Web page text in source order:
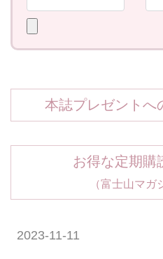
本誌プレゼントへ
お得な定期購
（富士山マガ
2023-11-11